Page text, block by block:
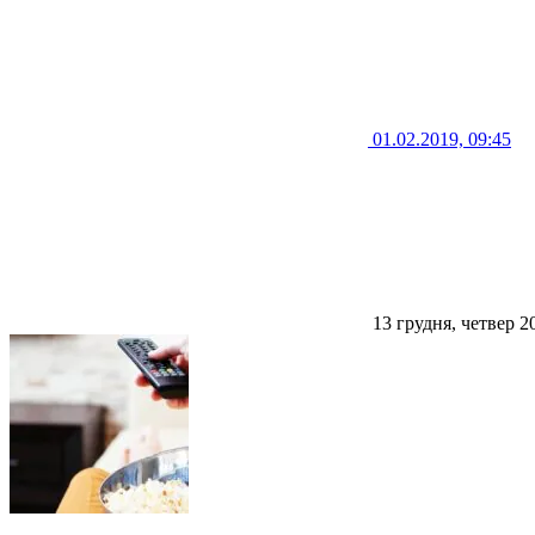
01.02.2019, 09:45
13 грудня, четвер